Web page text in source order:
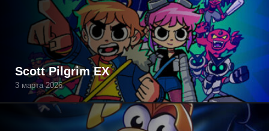
Scott Pilgrim EX
3 марта 2026